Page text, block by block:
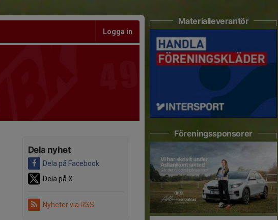
Logga in
Dela nyhet
Dela på Facebook
Dela på X
Nyheter via RSS
Materialleverantör
Föreningssponsorer